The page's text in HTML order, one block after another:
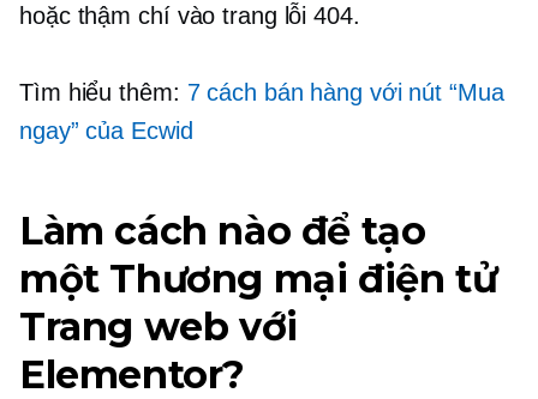
hoặc thậm chí vào trang lỗi 404.
Tìm hiểu thêm: 7 cách bán hàng với nút “Mua
ngay” của Ecwid
Làm cách nào để tạo
một Thương mại điện tử
Trang web với
Elementor?